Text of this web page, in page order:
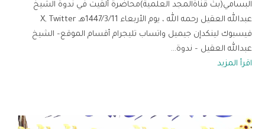
البسامي(بث قناةالمجد العلمية)محاضرة ألقيت في ندوة الشيخ
عبدالله العقيل رحمه الله ، يوم الأربعاء 1447/3/11هـ X, Twitter
فيسبوك لينكدإن جيميل واتساب تليجرام أقسام الموقع– الشيخ
عبدالله العقيل – ندوة...
اقرأ المزيد